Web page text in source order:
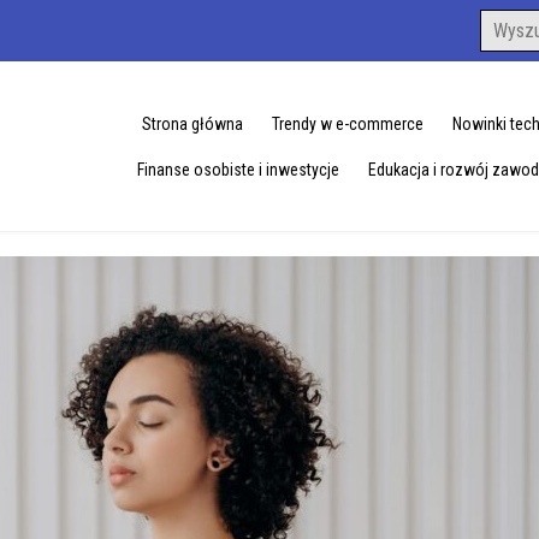
Search
for:
Strona główna Trendy w e-commerce Nowinki
Finanse osobiste i inwestycje Edukacja i rozwój